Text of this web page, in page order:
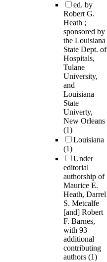
ed. by
Robert G.
Heath ;
sponsored by
the Louisiana
State Dept. of
Hospitals,
Tulane
University,
and
Louisiana
State
Univerty,
New Orleans
(1)
Louisiana
(1)
Under
editorial
authorship of
Maurice E.
Heath, Darrel
S. Metcalfe
[and] Robert
F. Barnes,
with 93
additional
contributing
authors (1)